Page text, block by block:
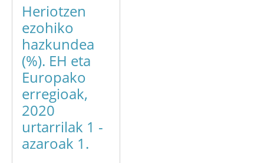
Heriotzen
ezohiko
hazkundea
(%). EH eta
Europako
erregioak,
2020
urtarrilak 1 -
azaroak 1.